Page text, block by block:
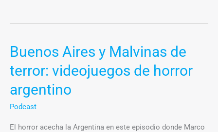
Buenos Aires y Malvinas de
terror: videojuegos de horror
argentino
Podcast
El horror acecha la Argentina en este episodio donde Marco
Buenos
y
Malvinas
videojuegos